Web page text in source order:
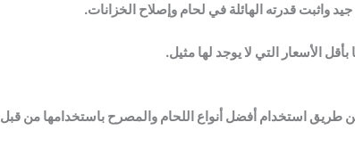
واثبت قدرته الهائلة في لحام وإصلاح الخزانات.
الأسعار التي لا يوجد لها مثيل.
طريق استخدام أفضل أنواع اللحام والمصرح باستخدامها من قبل